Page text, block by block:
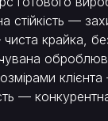
стійкість —
чиста крайка,
—